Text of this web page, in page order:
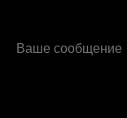
Ваше сообщение